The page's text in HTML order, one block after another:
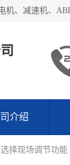
介绍
择现场调节功能